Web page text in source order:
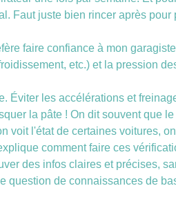
Faut juste bien rincer après
faire confiance à mon
etc.) et la pression
Éviter les accélérations et
la pâte ! On dit souvent que
voit l'état de certaines voitures,
comment faire ces
des infos claires et précises,
question de connaissances de